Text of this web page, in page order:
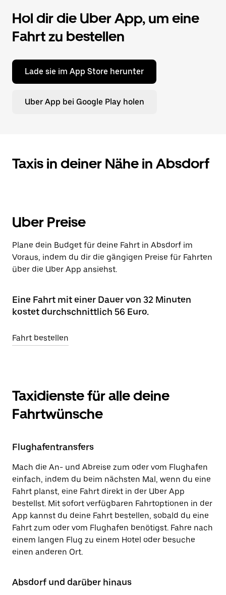
Hol dir die Uber App, um eine
Fahrt zu bestellen
Lade sie im App Store herunter
Uber App bei Google Play holen
Taxis in deiner Nähe in Absdorf
Uber Preise
Plane dein Budget für deine Fahrt in Absdorf im
Voraus, indem du dir die gängigen Preise für Fahrten
über die Uber App ansiehst.
Eine Fahrt mit einer Dauer von 32 Minuten
kostet durchschnittlich 56 Euro.
Fahrt bestellen
Taxidienste für alle deine
Fahrtwünsche
Flughafentransfers
Mach die An- und Abreise zum oder vom Flughafen
einfach, indem du beim nächsten Mal, wenn du eine
Fahrt planst, eine Fahrt direkt in der Uber App
bestellst. Mit sofort verfügbaren Fahrtoptionen in der
App kannst du deine Fahrt bestellen, sobald du eine
Fahrt zum oder vom Flughafen benötigst. Fahre nach
einem langen Flug zu einem Hotel oder besuche
einen anderen Ort.
Absdorf und darüber hinaus